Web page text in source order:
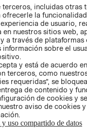
- RETIRO EN
TIENDA
TÉRMINOS Y
CONDICIONES
AVISO DE
PRIVACIDAD
GIFT CARD
AVISO DE
COOKIES
incluidas otras
la
de usuario,
nuestros sitios web,
a través de plataformas
sobre el
y está de acuerdo
terceros, como
requeridas”, se
de contenido y
de cookies y
aviso de cookies
uso compartido de datos